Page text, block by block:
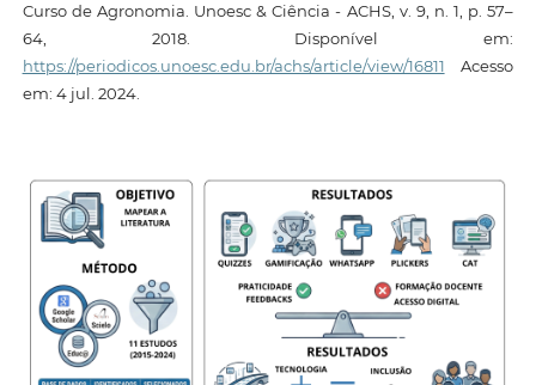
Curso de Agronomia. Unoesc & Ciência - ACHS, v. 9, n. 1, p. 57–
64, 2018. Disponível em:
https://periodicos.unoesc.edu.br/achs/article/view/16811 Acesso
em: 4 jul. 2024.